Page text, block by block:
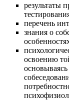
результаты
перечень
знания о
освоению
основываясь